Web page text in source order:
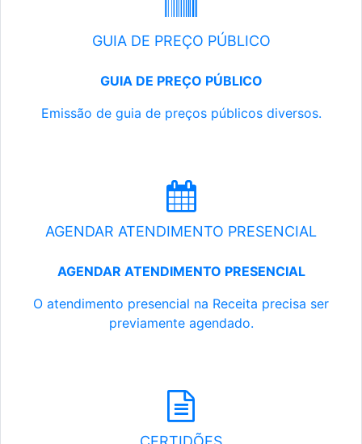
GUIA DE PREÇO PÚBLICO
GUIA DE PREÇO PÚBLICO
Emissão de guia de preços públicos diversos.
AGENDAR ATENDIMENTO PRESENCIAL
AGENDAR ATENDIMENTO PRESENCIAL
O atendimento presencial na Receita precisa ser
previamente agendado.